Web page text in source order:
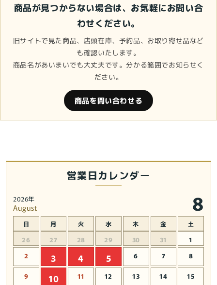
商品が見つからない場合は、お気軽にお問い合
わせください。
旧サイトで見た商品、店頭在庫、予約品、お取り寄せ品など
も確認いたします。
商品名があいまいでも大丈夫です。分かる範囲でお知らせく
ださい。
商品を問い合わせる
営業日カレンダー
2026年
August 8
日 月 火 水 木 金 土
26 27 28 29 30 31
1
2
3 4 5 6 7 8
9 10 11 12 13 14 15